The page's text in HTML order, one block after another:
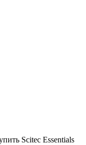
Scitec Essentials